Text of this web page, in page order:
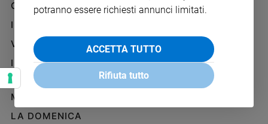
Santo
giorno
Società
e
valori
G-WEB
I LOVE ENGLISH JUNIOR
VITA PASTORALE
IL COOPERATORE
PAOLINO
MARIA CON TE
LA DOMENICA
potranno essere richiesti annunci limitati.
ACCETTA TUTTO
Rifiuta tutto